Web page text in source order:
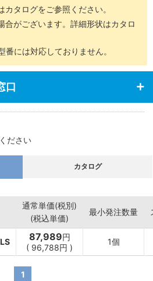
カタログをご参照ください。
合がございます。詳細形状はカタロ
番には対応しておりません。
口
ださい
カタログ
通常単価(税別)
(税込単価)
最小発注数量
87,989円
( 96,788円 )
1個
1